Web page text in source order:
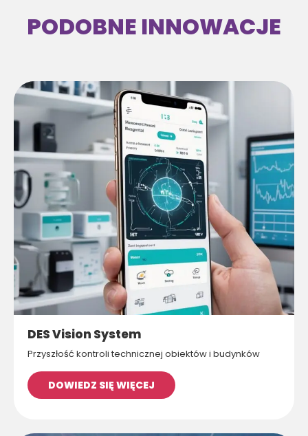
PODOBNE INNOWACJE
DES Vision System
Przyszłość kontroli technicznej obiektów i budynków
DOWIEDZ SIĘ WIĘCEJ